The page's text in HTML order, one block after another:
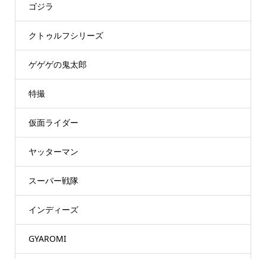
ゴジラ
クトゥルフシリーズ
ゲゲゲの鬼太郎
特撮
仮面ライダー
ヤッターマン
スーパー戦隊
インディーズ
GYAROMI